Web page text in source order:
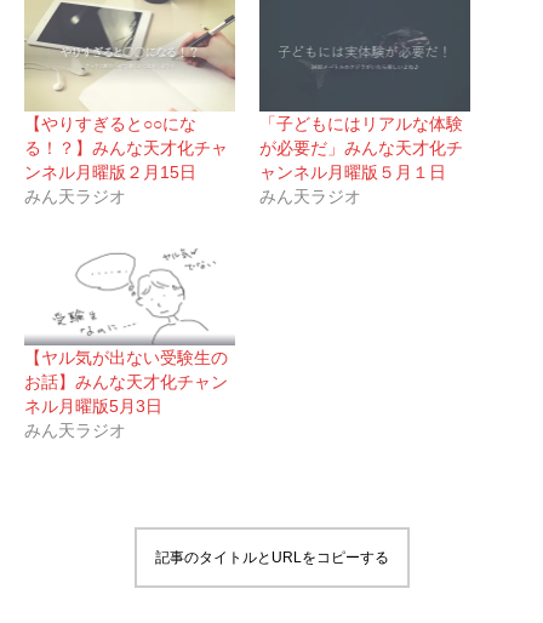
【やりすぎると○○にな
る！？】みんな天才化チャ
ンネル月曜版２月15日
みん天ラジオ
「子どもにはリアルな体験
が必要だ」みんな天才化チ
ャンネル月曜版５月１日
みん天ラジオ
【ヤル気が出ない受験生の
お話】みんな天才化チャン
ネル月曜版5月3日
みん天ラジオ
記事のタイトルとURLをコピーする